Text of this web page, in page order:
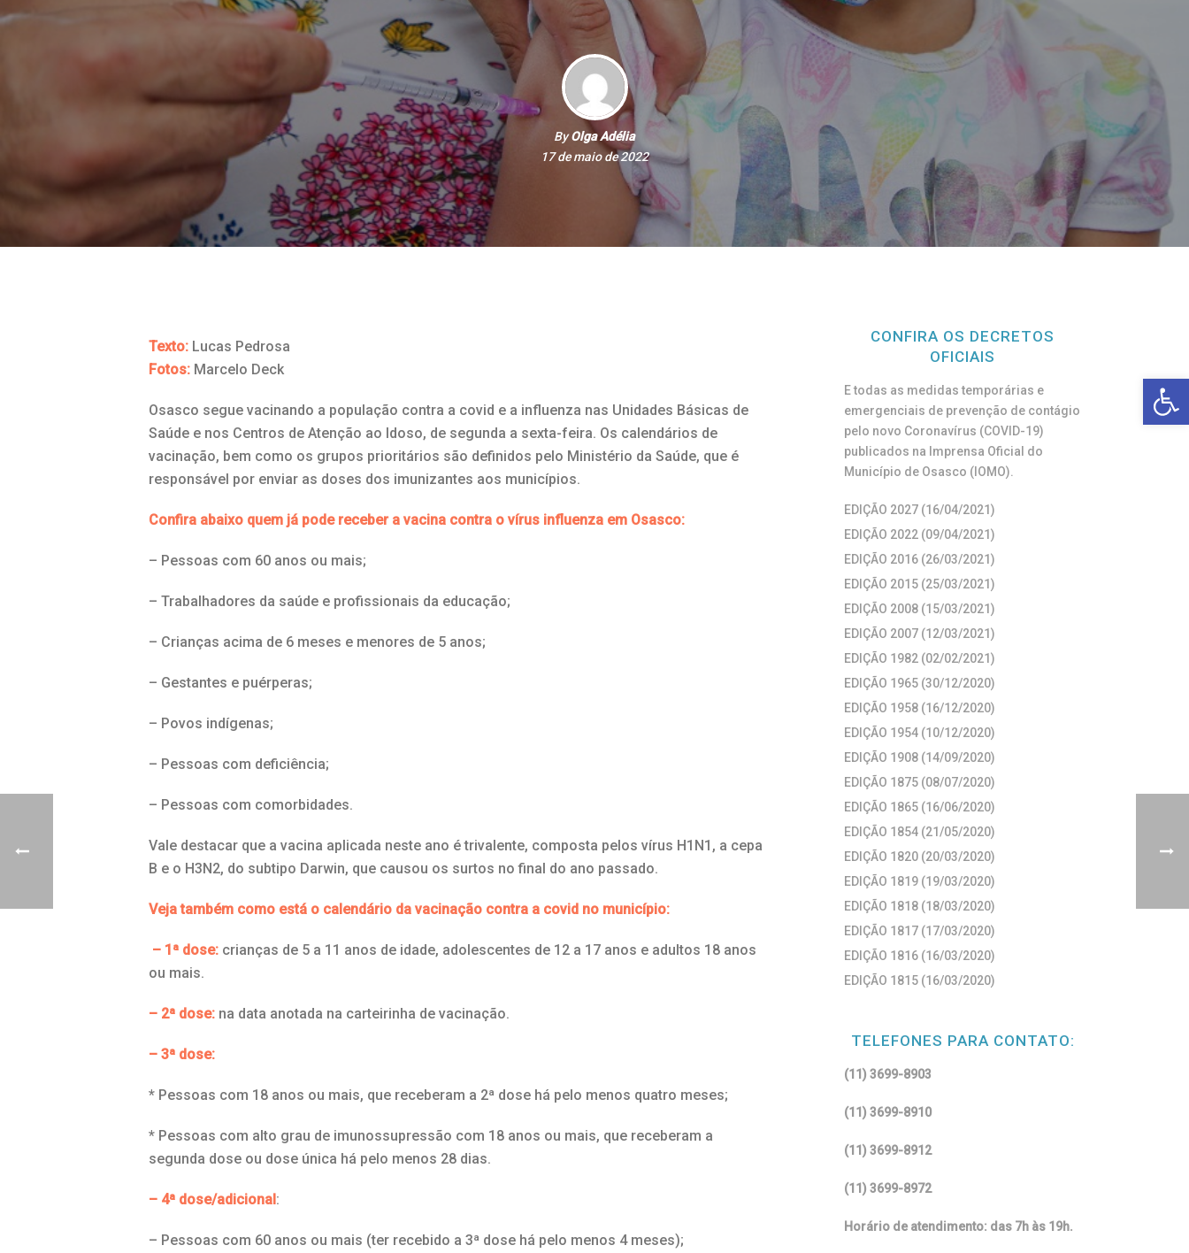
ByOlga Adélia
17 de maio de 2022
Texto: Lucas Pedrosa
Fotos: Marcelo Deck
Osasco segue vacinando a população contra a covid e a influenza nas Unidades Básicas de
Saúde e nos Centros de Atenção ao Idoso, de segunda a sexta-feira. Os calendários de
vacinação, bem como os grupos prioritários são definidos pelo Ministério da Saúde, que é
responsável por enviar as doses dos imunizantes aos municípios.
Confira abaixo quem já pode receber a vacina contra o vírus influenza em Osasco:
– Pessoas com 60 anos ou mais;
– Trabalhadores da saúde e profissionais da educação;
– Crianças acima de 6 meses e menores de 5 anos;
– Gestantes e puérperas;
– Povos indígenas;
– Pessoas com deficiência;
– Pessoas com comorbidades.
Vale destacar que a vacina aplicada neste ano é trivalente, composta pelos vírus H1N1, a cepa
B e o H3N2, do subtipo Darwin, que causou os surtos no final do ano passado.
Veja também como está o calendário da vacinação contra a covid no município:
– 1ª dose: crianças de 5 a 11 anos de idade, adolescentes de 12 a 17 anos e adultos 18 anos
ou mais.
– 2ª dose: na data anotada na carteirinha de vacinação.
– 3ª dose:
* Pessoas com 18 anos ou mais, que receberam a 2ª dose há pelo menos quatro meses;
* Pessoas com alto grau de imunossupressão com 18 anos ou mais, que receberam a
segunda dose ou dose única há pelo menos 28 dias.
– 4ª dose/adicional:
– Pessoas com 60 anos ou mais (ter recebido a 3ª dose há pelo menos 4 meses);
CONFIRA OS DECRETOS
OFICIAIS
E todas as medidas temporárias e
emergenciais de prevenção de contágio
pelo novo Coronavírus (COVID-19)
publicados na Imprensa Oficial do
Município de Osasco (IOMO).
EDIÇÃO 2027 (16/04/2021)
EDIÇÃO 2022 (09/04/2021)
EDIÇÃO 2016 (26/03/2021)
EDIÇÃO 2015 (25/03/2021)
EDIÇÃO 2008 (15/03/2021)
EDIÇÃO 2007 (12/03/2021)
EDIÇÃO 1982 (02/02/2021)
EDIÇÃO 1965 (30/12/2020)
EDIÇÃO 1958 (16/12/2020)
EDIÇÃO 1954 (10/12/2020)
EDIÇÃO 1908 (14/09/2020)
EDIÇÃO 1875 (08/07/2020)
EDIÇÃO 1865 (16/06/2020)
EDIÇÃO 1854 (21/05/2020)
EDIÇÃO 1820 (20/03/2020)
EDIÇÃO 1819 (19/03/2020)
EDIÇÃO 1818 (18/03/2020)
EDIÇÃO 1817 (17/03/2020)
EDIÇÃO 1816 (16/03/2020)
EDIÇÃO 1815 (16/03/2020)
TELEFONES PARA CONTATO:
(11) 3699-8903
(11) 3699-8910
(11) 3699-8912
(11) 3699-8972
Horário de atendimento: das 7h às 19h.
Open toolbar